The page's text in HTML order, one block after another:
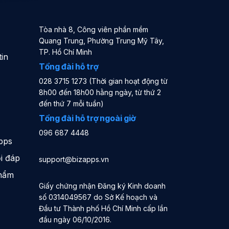
đáp
Tòa nhà 8, Công viên phần mềm
Quang Trung, Phường Trung Mỹ Tây,
TP. Hồ Chí Minh
Tổng đài hỗ trợ
028 3715 1273 (Thời gian hoạt động từ
8h00 đến 18h00 hằng ngày, từ thứ 2
đến thứ 7 mỗi tuần)
Tổng đài hỗ trợ ngoài giờ
096 687 4448
support@bizapps.vn
Giấy chứng nhận Đăng ký Kinh doanh
số 0314049567 do Sở Kế hoạch và
Đầu tư Thành phố Hồ Chí Minh cấp lần
đầu ngày 06/10/2016.